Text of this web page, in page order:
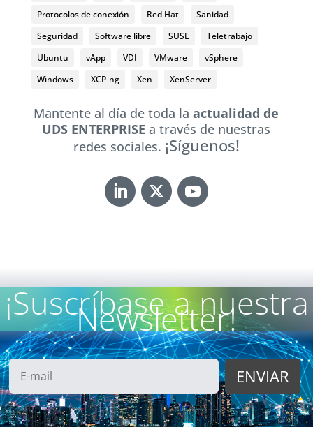
Protocolos de conexión
Red Hat
Sanidad
Seguridad
Software libre SUSE
Teletrabajo
Ubuntu
vApp VDI VMware
vSphere
Windows
XCP-ng Xen XenServer
Mantente al día de toda laactualidad de
UDS ENTERPRISEa través de nuestras
redes sociales. ¡Síguenos!
¡Suscríbase a nuestra
Newsletter!